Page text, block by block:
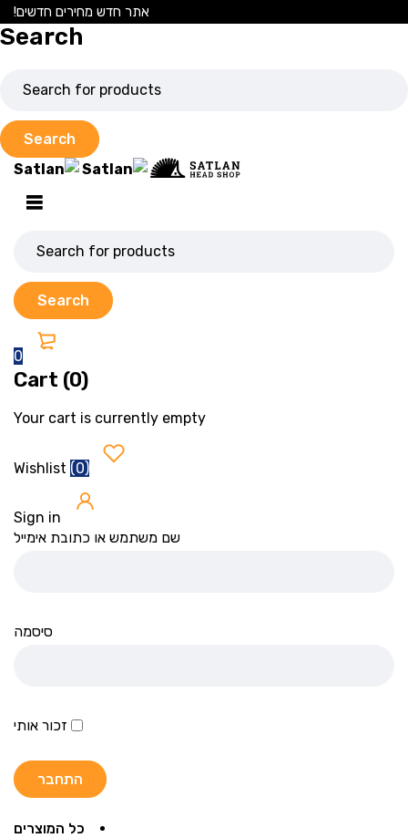
אתר חדש מחירים חדשים!
Search
0
Cart (0)
Your cart is currently empty
(0)
שם משתמש או כתובת אימייל
סיסמה
זכור אותי
כל המוצרים